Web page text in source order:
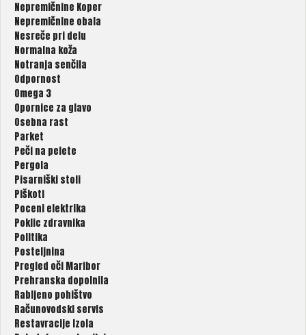
Nepremičnine Koper
Nepremičnine obala
Nesreče pri delu
Normalna koža
Notranja senčila
Odpornost
Omega 3
Opornice za glavo
Osebna rast
Parket
Peči na pelete
Pergola
Pisarniški stoli
Piškoti
Poceni elektrika
Poklic zdravnika
Politika
Posteljnina
Pregled oči Maribor
Prehranska dopolnila
Rabljeno pohištvo
Računovodski servis
Restavracije Izola